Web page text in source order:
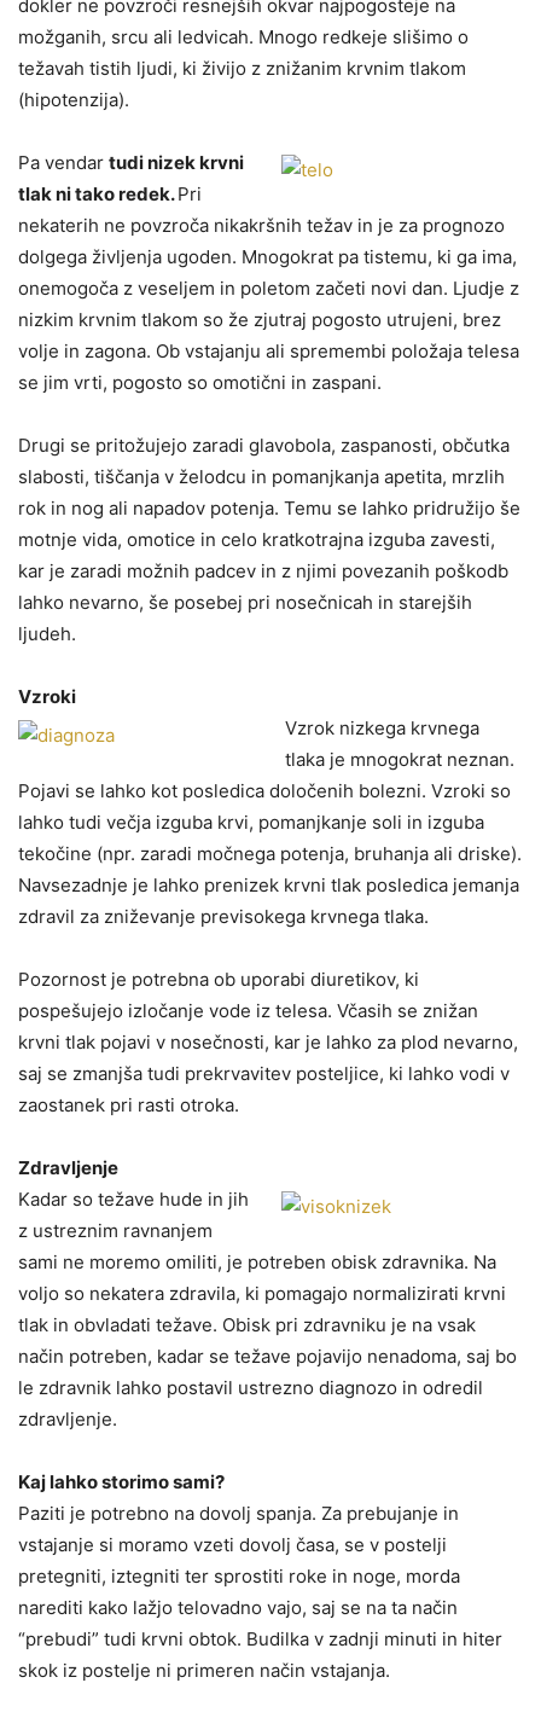
dokler ne povzroči resnejših okvar najpogosteje na
možganih, srcu ali ledvicah. Mnogo redkeje slišimo o
težavah tistih ljudi, ki živijo z znižanim krvnim tlakom
(hipotenzija).
Pa vendar tudi nizek krvni
tlak ni tako redek.Pri
nekaterih ne povzroča nikakršnih težav in je za prognozo
dolgega življenja ugoden. Mnogokrat pa tistemu, ki ga ima,
onemogoča z veseljem in poletom začeti novi dan. Ljudje z
nizkim krvnim tlakom so že zjutraj pogosto utrujeni, brez
volje in zagona. Ob vstajanju ali spremembi položaja telesa
se jim vrti, pogosto so omotični in zaspani.
Drugi se pritožujejo zaradi glavobola, zaspanosti, občutka
slabosti, tiščanja v želodcu in pomanjkanja apetita, mrzlih
rok in nog ali napadov potenja. Temu se lahko pridružijo še
motnje vida, omotice in celo kratkotrajna izguba zavesti,
kar je zaradi možnih padcev in z njimi povezanih poškodb
lahko nevarno, še posebej pri nosečnicah in starejših
ljudeh.
Vzroki
Vzrok nizkega krvnega
tlaka je mnogokrat neznan.
Pojavi se lahko kot posledica določenih bolezni. Vzroki so
lahko tudi večja izguba krvi, pomanjkanje soli in izguba
tekočine (npr. zaradi močnega potenja, bruhanja ali driske).
Navsezadnje je lahko prenizek krvni tlak posledica jemanja
zdravil za zniževanje previsokega krvnega tlaka.
Pozornost je potrebna ob uporabi diuretikov, ki
pospešujejo izločanje vode iz telesa. Včasih se znižan
krvni tlak pojavi v nosečnosti, kar je lahko za plod nevarno,
saj se zmanjša tudi prekrvavitev posteljice, ki lahko vodi v
zaostanek pri rasti otroka.
Zdravljenje
Kadar so težave hude in jih
z ustreznim ravnanjem
sami ne moremo omiliti, je potreben obisk zdravnika. Na
voljo so nekatera zdravila, ki pomagajo normalizirati krvni
tlak in obvladati težave. Obisk pri zdravniku je na vsak
način potreben, kadar se težave pojavijo nenadoma, saj bo
le zdravnik lahko postavil ustrezno diagnozo in odredil
zdravljenje.
Kaj lahko storimo sami?
Paziti je potrebno na dovolj spanja. Za prebujanje in
vstajanje si moramo vzeti dovolj časa, se v postelji
pretegniti, iztegniti ter sprostiti roke in noge, morda
narediti kako lažjo telovadno vajo, saj se na ta način
“prebudi” tudi krvni obtok. Budilka v zadnji minuti in hiter
skok iz postelje ni primeren način vstajanja.